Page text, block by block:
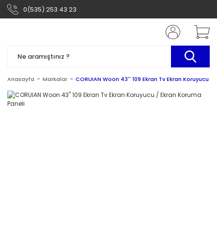
0(535) 253 43 23
Anasayfa Markalar CORUIAN Woon 43'' 109 Ekran Tv Ekran Koruyucu /